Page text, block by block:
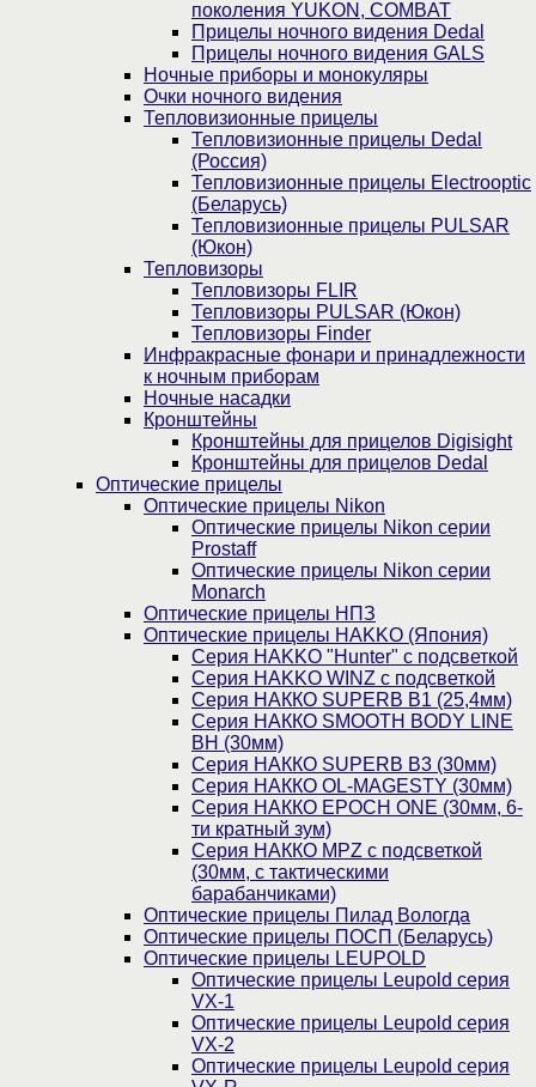
поколения YUKON, COMBAT
Прицелы ночного видения Dedal
Прицелы ночного видения GALS
Ночные приборы и монокуляры
Очки ночного видения
Тепловизионные прицелы
Тепловизионные прицелы Dedal
(Россия)
Тепловизионные прицелы Electrooptic
(Беларусь)
Тепловизионные прицелы PULSAR
(Юкон)
Тепловизоры
Тепловизоры FLIR
Тепловизоры PULSAR (Юкон)
Тепловизоры Finder
Инфракрасные фонари и принадлежности
к ночным приборам
Ночные насадки
Кронштейны
Кронштейны для прицелов Digisight
Кронштейны для прицелов Dedal
Оптические прицелы
Оптические прицелы Nikon
Оптические прицелы Nikon серии
Prostaff
Оптические прицелы Nikon серии
Monarch
Оптические прицелы НПЗ
Оптические прицелы HAKKO (Япония)
Cерия HAKKO "Hunter" с подсветкой
Серия НAKKO WINZ с подсветкой
Серия НАККО SUPERB B1 (25,4мм)
Серия НАККО SMOOTH BODY LINE
BH (30мм)
Серия НАККО SUPERB B3 (30мм)
Серия НАККО OL-MAGESTY (30мм)
Серия НАККО EPOCH ONE (30мм, 6-
ти кратный зум)
Серия НАККО MPZ с подсветкой
(30мм, c тактическими
барабанчиками)
Оптические прицелы Пилад Вологда
Оптические прицелы ПОСП (Беларусь)
Оптические прицелы LEUPOLD
Оптические прицелы Leupold серия
VX-1
Оптические прицелы Leupold серия
VX-2
Оптические прицелы Leupold серия